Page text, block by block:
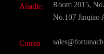
Sabores y fragancias
CAS químico
Preguntas frecuentes
Añadir:
Room 2015,
No.107 Jinqiao
Correo